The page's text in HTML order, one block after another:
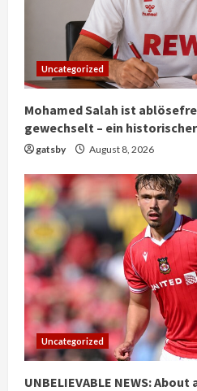
Uncategorized
Mohamed Salah ist
gewechselt – ein
gatsby August 8, 2026
Uncategorized
UNBELIEVABLE NEWS: